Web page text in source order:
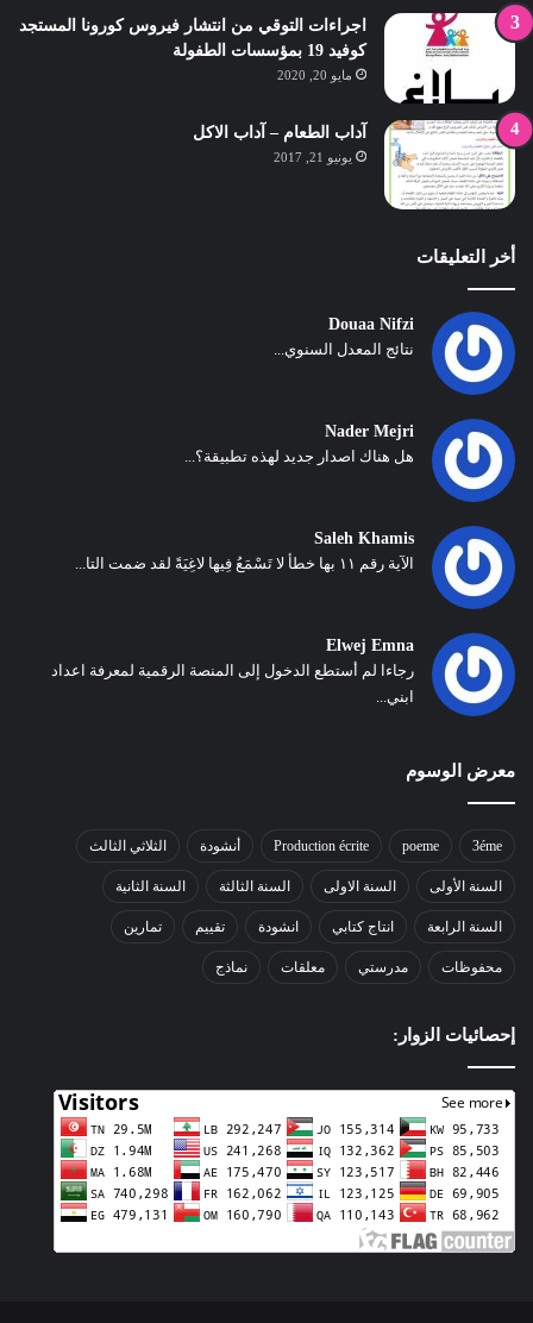
اجراءات التوقي من انتشار فيروس كورونا المستجد
كوفيد 19 بمؤسسات الطفولة
مايو 20, 2020
آداب الطعام – آداب الاكل
يونيو 21, 2017
أخر التعليقات
Douaa Nifzi
نتائج المعدل السنوي...
Nader Mejri
هل هناك اصدار جديد لهذه تطبيقة؟...
Saleh Khamis
الآية رقم ١١ بها خطأ لا تَسْمَعُ فِيها لاغِيَةً لقد ضمت التا...
Elwej Emna
رجاءا لم أستطع الدخول إلى المنصة الرقمية لمعرفة اعداد
ابني...
معرض الوسوم
3éme
poeme
Production écrite أنشودة الثلاثي الثالث
السنة الأولى السنة الاولى السنة الثالثة السنة الثانية
السنة الرابعة انتاج كتابي انشودة تقييم تمارين
محفوظات مدرستي معلقات نماذج
إحصائيات الزوار: